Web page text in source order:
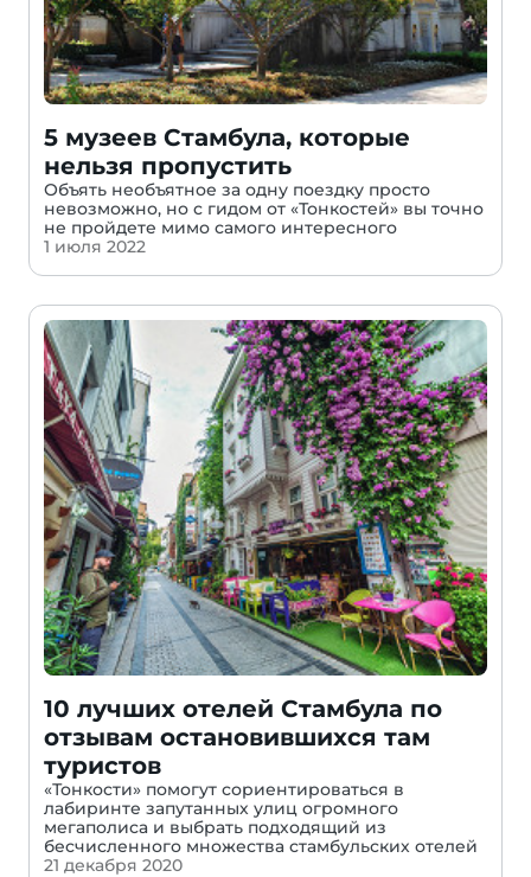
5 музеев Стамбула, которые
нельзя пропустить
Объять необъятное за одну поездку просто
невозможно, но с гидом от «Тонкостей» вы точно
не пройдете мимо самого интересного
1 июля 2022
10 лучших отелей Стамбула по
отзывам остановившихся там
туристов
«Тонкости» помогут сориентироваться в
лабиринте запутанных улиц огромного
мегаполиса и выбрать подходящий из
бесчисленного множества стамбульских отелей
21 декабря 2020